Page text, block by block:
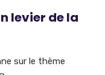
levier de la
sur le thème